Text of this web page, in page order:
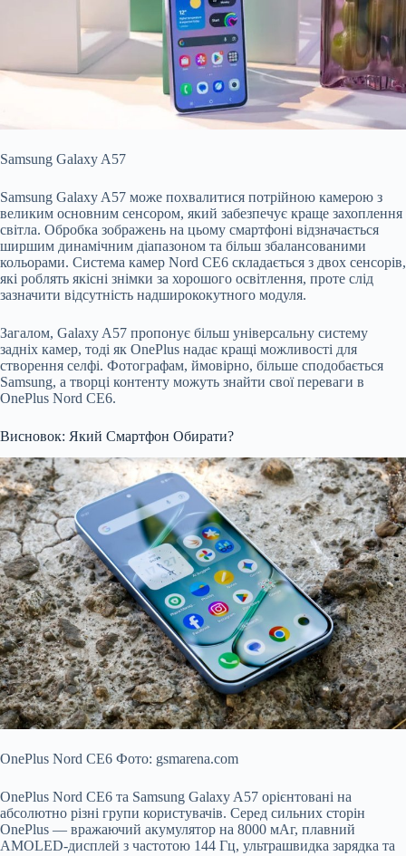
Samsung Galaxy A57
Samsung Galaxy A57 може похвалитися потрійною камерою з
великим основним сенсором, який забезпечує краще захоплення
світла. Обробка зображень на цьому смартфоні відзначається
ширшим динамічним діапазоном та більш збалансованими
кольорами. Система камер Nord CE6 складається з двох сенсорів,
які роблять якісні знімки за хорошого освітлення, проте слід
зазначити відсутність надширококутного модуля.
Загалом, Galaxy A57 пропонує більш універсальну систему
задніх камер, тоді як OnePlus надає кращі можливості для
створення селфі. Фотографам, ймовірно, більше сподобається
Samsung, а творці контенту можуть знайти свої переваги в
OnePlus Nord CE6.
Висновок: Який Смартфон Обирати?
OnePlus Nord CE6 Фото: gsmarena.com
OnePlus Nord CE6 та Samsung Galaxy A57 орієнтовані на
абсолютно різні групи користувачів. Серед сильних сторін
OnePlus — вражаючий акумулятор на 8000 мАг, плавний
AMOLED-дисплей з частотою 144 Гц, ультрашвидка зарядка та